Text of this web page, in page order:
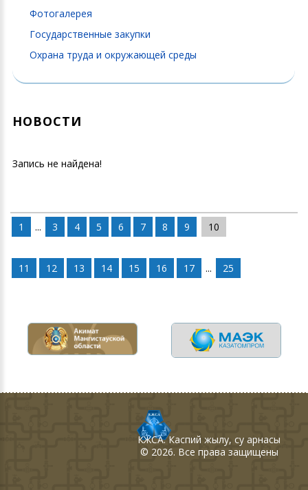
Фотогалерея
Государственные закупки
Охрана труда и окружающей среды
НОВОСТИ
Запись не найдена!
1 ... 3 4 5 6 7 8 9 10
11 12 13 14 15 16 17 ... 25
КЖСА. Каспий жылу, су арнасы
© 2026. Все права защищены